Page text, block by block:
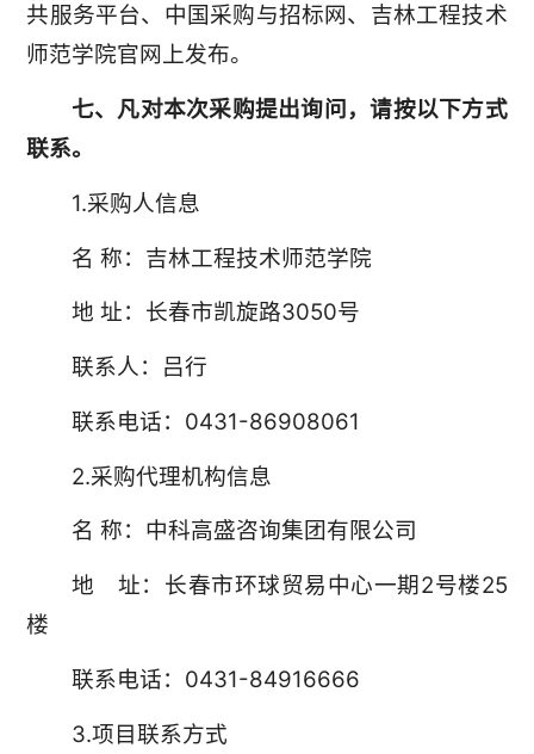
共服务平台、中国采购与招标网、吉林工程技术
师范学院官网上发布。
七、凡对本次采购提出询问，请按以下方式
联系。
1.采购人信息
名 称：吉林工程技术师范学院
地 址：长春市凯旋路3050号
联系人：吕行
联系电话：0431-86908061
2.采购代理机构信息
名 称：中科高盛咨询集团有限公司
地 址：长春市环球贸易中心一期2号楼25
楼
联系电话：0431-84916666
3.项目联系方式